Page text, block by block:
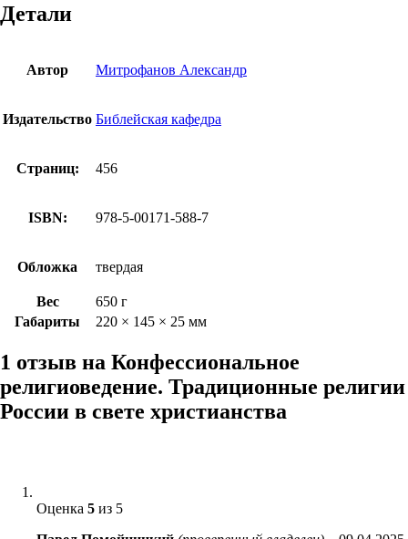
Детали
Автор Митрофанов Александр
Издательство Библейская кафедра
Страниц: 456
ISBN: 978-5-00171-588-7
Обложка твердая
Вес
650 г
Габариты
220 × 145 × 25 мм
1 отзыв на Конфессиональное
религиоведение. Традиционные религии
России в свете христианства
Оценка 5 из 5